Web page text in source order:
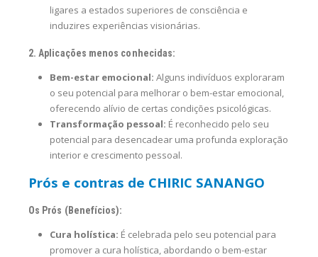
ligares a estados superiores de consciência e
induzires experiências visionárias.
2. Aplicações menos conhecidas:
Bem-estar emocional: Alguns indivíduos exploraram
o seu potencial para melhorar o bem-estar emocional,
oferecendo alívio de certas condições psicológicas.
Transformação pessoal: É reconhecido pelo seu
potencial para desencadear uma profunda exploração
interior e crescimento pessoal.
Prós e contras de CHIRIC SANANGO
Os Prós (Benefícios):
Cura holística: É celebrada pelo seu potencial para
promover a cura holística, abordando o bem-estar